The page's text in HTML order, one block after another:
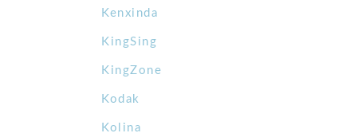
Kenxinda
KingSing
KingZone
Kodak
Kolina